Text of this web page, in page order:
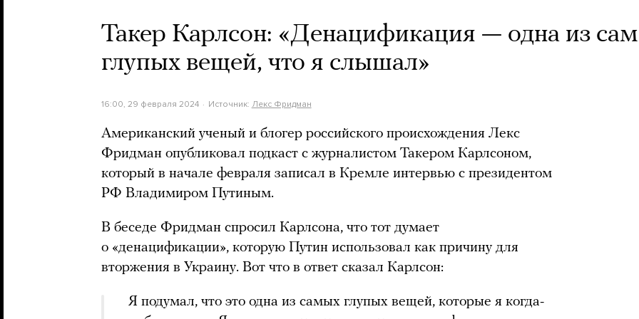
Такер Карлсон: «Денацификация — одна из
глупых вещей, что я слышал»
16:00, 29 февраля 2024 Источник: Лекс Фридман
Американский ученый и блогер российского происхождения Лекс
Фридман опубликовал подкаст с журналистом Такером Карлсоном,
который в начале февраля записал в Кремле интервью с президентом
РФ Владимиром Путиным.
В беседе Фридман спросил Карлсона, что тот думает
о «денацификации», которую Путин использовал как причину для
вторжения в Украину. Вот что в ответ сказал Карлсон:
Я подумал, что это одна из самых глупых вещей, которые я когда-